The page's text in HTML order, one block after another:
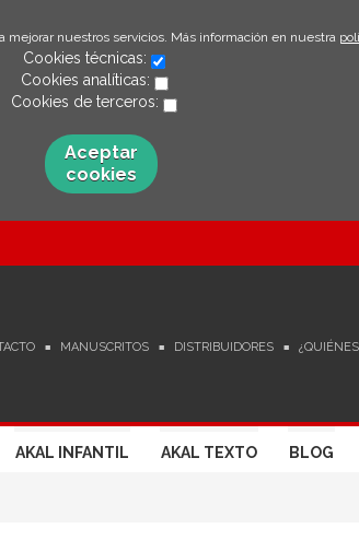
mejorar nuestros servicios. Más información en nuestra
Cookies técnicas:
Cookies analíticas:
Cookies de terceros:
Aceptar
cookies
MANUSCRITOS DISTRIBUIDORES
AKAL INFANTIL AKAL TEXTO BLOG